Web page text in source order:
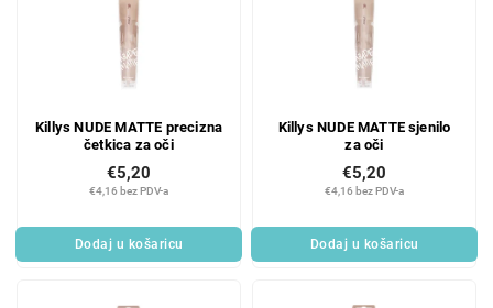
Killys NUDE MATTE precizna
četkica za oči
€4,16 bez PDV-a
€5,20
Dodaj u košaricu
Killys NUDE MATTE sjenilo
za oči
€4,16 bez PDV-a
€5,20
Dodaj u košaricu